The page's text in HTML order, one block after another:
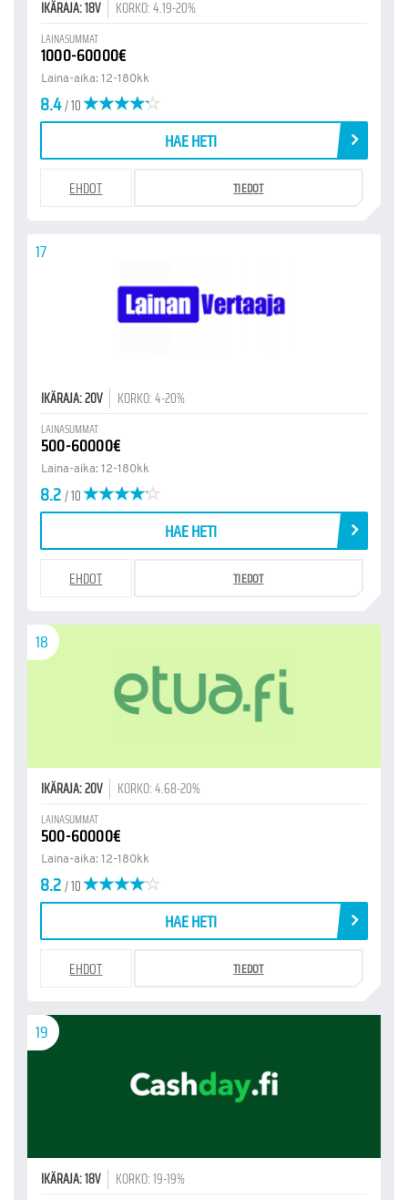
IKÄRAJA: 18V KORKO: 4.19-20%
LAINASUMMAT
1000-60000€
Laina-aika: 12-180kk
8.4/ 10
HAE HETI
EHDOT TIEDOT
17
IKÄRAJA: 20V KORKO: 4-20%
LAINASUMMAT
500-60000€
Laina-aika: 12-180kk
8.2/ 10
HAE HETI
EHDOT TIEDOT
18
IKÄRAJA: 20V KORKO: 4.68-20%
LAINASUMMAT
500-60000€
Laina-aika: 12-180kk
8.2/ 10
HAE HETI
EHDOT TIEDOT
19
IKÄRAJA: 18V KORKO: 19-19%